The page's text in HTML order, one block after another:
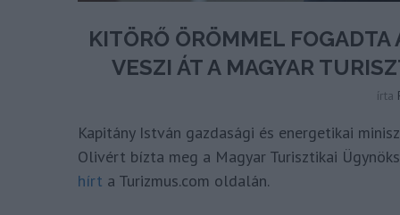
KITÖRŐ ÖRÖMMEL
VESZI ÁT A MAGYAR
írta
Kapitány István gazdasági és energetikai
Olivért bízta meg a Magyar Turisztikai
hírt a Turizmus.com oldalán.